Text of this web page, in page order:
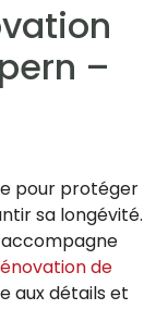
–
pour protéger
sa longévité.
de
aux détails et